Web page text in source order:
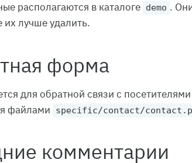
располагаются в каталоге demo .
их лучше удалить.
форма
для обратной связи с
файлами
specific/contact/
комментарии